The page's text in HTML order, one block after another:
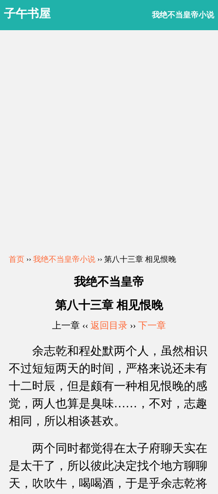
子午书屋 我绝不当皇帝小说
首页 ›› 我绝不当皇帝小说 ›› 第八十三章 相见恨晚
我绝不当皇帝
第八十三章 相见恨晚
上一章 ‹‹ 返回目录 ›› 下一章
余志乾和程处默两个人，虽然相识
不过短短两天的时间，严格来说还未有
十二时辰，但是颇有一种相见恨晚的感
觉，两人也算是臭味……，不对，志趣
相同，所以相谈甚欢。
两个同时都觉得在太子府聊天实在
是太干了，所以彼此决定找个地方聊聊
天，吹吹牛，喝喝酒，于是乎余志乾将